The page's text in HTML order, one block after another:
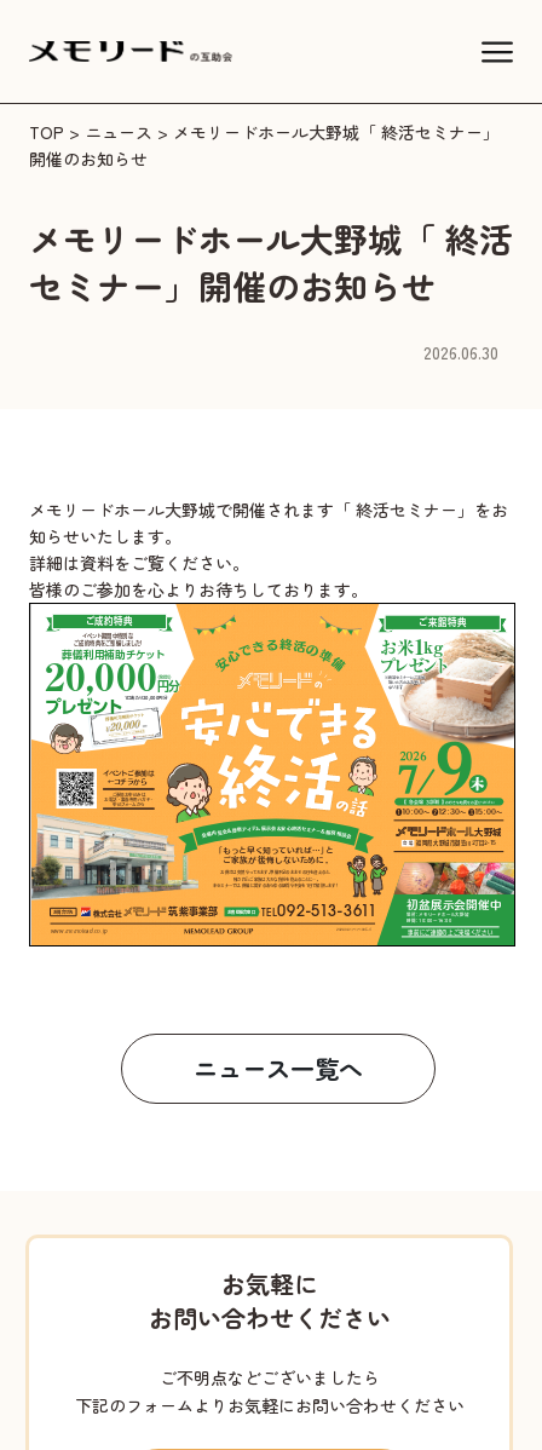
TOP > ニュース > メモリードホール大野城「 終活セミナー」
開催のお知らせ
メモリードホール大野城「 終活
セミナー」開催のお知らせ
2026.06.30
メモリードホール大野城で開催されます「 終活セミナー」をお
知らせいたします。
詳細は資料をご覧ください。
皆様のご参加を心よりお待ちしております。
ニュース一覧へ
お気軽に
お問い合わせください
ご不明点などございましたら
下記のフォームよりお気軽にお問い合わせください